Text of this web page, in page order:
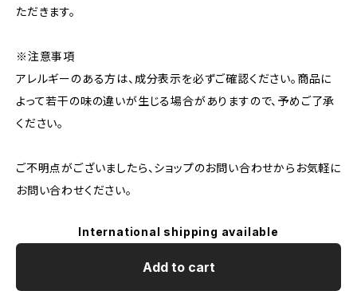
ただきます。
※注意事項
アレルギーのある方は、成分表示を必ずご確認ください。商品に
よって若干の味の違いが生じる場合がありますので、予めご了承
ください。
ご不明点がございましたら、ショップのお問い合わせからお気軽に
お問い合わせください。
International shipping available
Add to cart